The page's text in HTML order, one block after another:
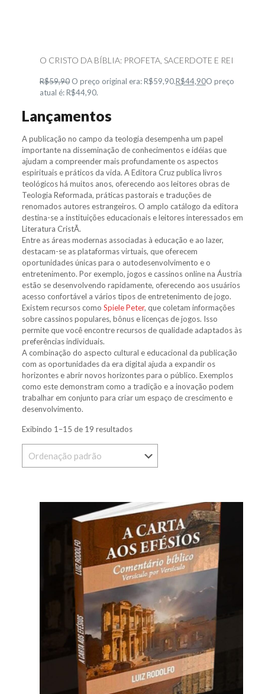
O CRISTO DA BÍBLIA: PROFETA, SACERDOTE E REI
R$59,90O preço original era: R$59,90.R$44,90O preço
atual é: R$44,90.
Lançamentos
A publicação no campo da teologia desempenha um papel
importante na disseminação de conhecimentos e idéias que
ajudam a compreender mais profundamente os aspectos
espirituais e práticos da vida. A Editora Cruz publica livros
teológicos há muitos anos, oferecendo aos leitores obras de
Teologia Reformada, práticas pastorais e traduções de
renomados autores estrangeiros. O amplo catálogo da editora
destina-se a instituições educacionais e leitores interessados em
Literatura CristÃ.
Entre as áreas modernas associadas à educação e ao lazer,
destacam-se as plataformas virtuais, que oferecem
oportunidades únicas para o autodesenvolvimento e o
entretenimento. Por exemplo, jogos e cassinos online na Áustria
estão se desenvolvendo rapidamente, oferecendo aos usuários
acesso confortável a vários tipos de entretenimento de jogo.
Existem recursos como Spiele Peter, que coletam informações
sobre cassinos populares, bônus e licenças de jogos. Isso
permite que você encontre recursos de qualidade adaptados às
preferências individuais.
A combinação do aspecto cultural e educacional da publicação
com as oportunidades da era digital ajuda a expandir os
horizontes e abrir novos horizontes para o público. Exemplos
como este demonstram como a tradição e a inovação podem
trabalhar em conjunto para criar um espaço de crescimento e
desenvolvimento.
Exibindo 1–15 de 19 resultados